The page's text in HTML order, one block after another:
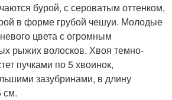
бурой, с сероватым оттенком,
в форме грубой чешуи. Молодые
цвета с огромным
рыжих волосков. Хвоя темно-
пучками по 5 хвоинок,
зазубринами, в длину
см.